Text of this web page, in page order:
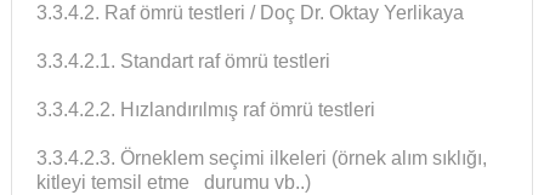
3.3.4.2. Raf ömrü testleri / Doç Dr. Oktay Yerlikaya
3.3.4.2.1. Standart raf ömrü testleri
3.3.4.2.2. Hızlandırılmış raf ömrü testleri
3.3.4.2.3. Örneklem seçimi ilkeleri (örnek alım sıklığı,
kitleyi temsil etme durumu vb..)